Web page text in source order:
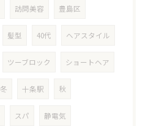
訪問美容 豊島区
髪型 40代 ヘアスタイル
ツーブロック ショートヘア
冬 十条駅 秋
スパ 静電気